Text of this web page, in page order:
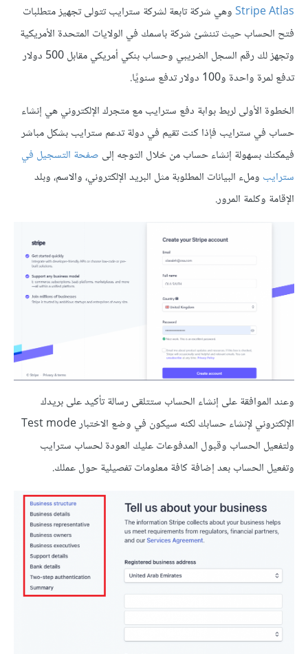
Stripe Atlasوهي شركة تابعة لشركة سترايب تتولى تجهيز متطلبات
فتح الحساب حيث تننشئ شركة باسمك في الولايات المتحدة الأمريكية
وتجهز لك رقم السجل الضريبي وحساب بنكي أمريكي مقابل 500 دولار
تدفع لمرة واحدة و100 دولار تدفع سنويًا.
الخطوة الأولى لربط بوابة دفع سترايب مع متجرك الإلكتروني هي إنشاء
حساب في سترايب فإذا كنت تقيم في دولة تدعم سترايب بشكل مباشر
فيمكنك بسهولة إنشاء حساب من خلال التوجه إلى صفحة التسجيل في
سترايب وملء البيانات المطلوبة مثل البريد الإلكتروني، والاسم، وبلد
الإقامة وكلمة المرور.
وعند الموافقة على إنشاء الحساب ستتلقى رسالة تأكيد على بريدك
الإلكتروني لإنشاء حسابك لكنه سيكون في وضع الاختبار Test mode
ولتفعيل الحساب وقبول المدفوعات عليك العودة لحساب سترايب
وتفعيل الحساب بعد إضافة كافة معلومات تفصيلية حول عملك.